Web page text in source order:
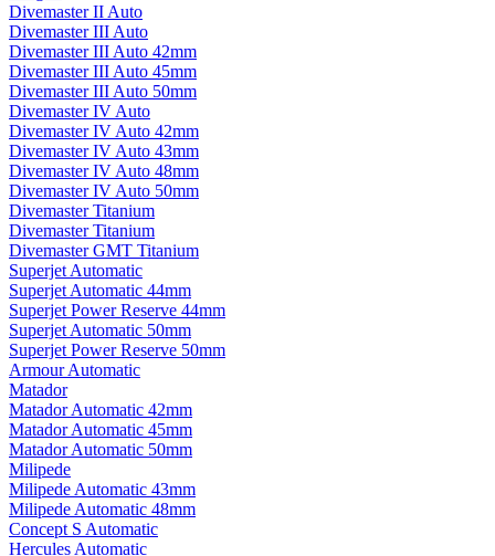
Divemaster II Auto
Divemaster III Auto
Divemaster III Auto 42mm
Divemaster III Auto 45mm
Divemaster III Auto 50mm
Divemaster IV Auto
Divemaster IV Auto 42mm
Divemaster IV Auto 43mm
Divemaster IV Auto 48mm
Divemaster IV Auto 50mm
Divemaster Titanium
Divemaster Titanium
Divemaster GMT Titanium
Superjet Automatic
Superjet Automatic 44mm
Superjet Power Reserve 44mm
Superjet Automatic 50mm
Superjet Power Reserve 50mm
Armour Automatic
Matador
Matador Automatic 42mm
Matador Automatic 45mm
Matador Automatic 50mm
Milipede
Milipede Automatic 43mm
Milipede Automatic 48mm
Concept S Automatic
Hercules Automatic